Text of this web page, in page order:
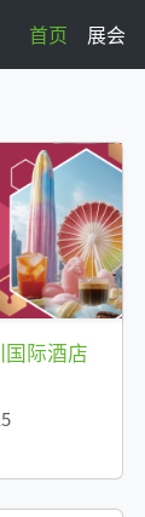
首页 展会
国际酒店